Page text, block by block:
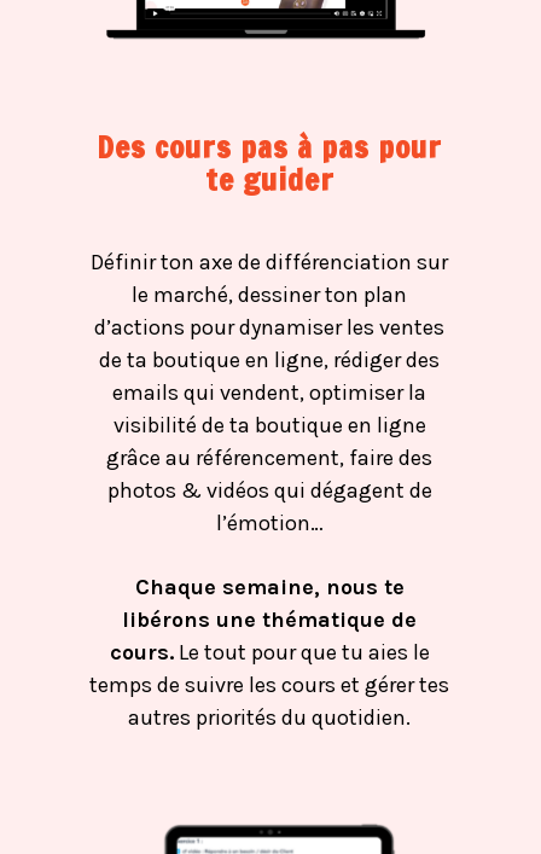
Des cours pas à pas pour
te guider
Définir ton axe de différenciation sur
le marché, dessiner ton plan
d’actions pour dynamiser les ventes
de ta boutique en ligne, rédiger des
emails qui vendent, optimiser la
visibilité de ta boutique en ligne
grâce au référencement, faire des
photos & vidéos qui dégagent de
l’émotion…
Chaque semaine, nous te
libérons une thématique de
cours.Le tout pour que tu aies le
temps de suivre les cours et gérer tes
autres priorités du quotidien.